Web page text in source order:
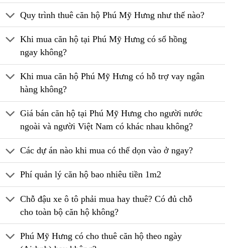
Quy trình thuê căn hộ Phú Mỹ Hưng như thế nào?
Khi mua căn hộ tại Phú Mỹ Hưng có sổ hồng
ngay không?
Khi mua căn hộ Phú Mỹ Hưng có hỗ trợ vay ngân
hàng không?
Giá bán căn hộ tại Phú Mỹ Hưng cho người nước
ngoài và người Việt Nam có khác nhau không?
Các dự án nào khi mua có thể dọn vào ở ngay?
Phí quản lý căn hộ bao nhiêu tiền 1m2
Chỗ đậu xe ô tô phải mua hay thuê? Có đủ chỗ
cho toàn bộ căn hộ không?
Phú Mỹ Hưng có cho thuê căn hộ theo ngày